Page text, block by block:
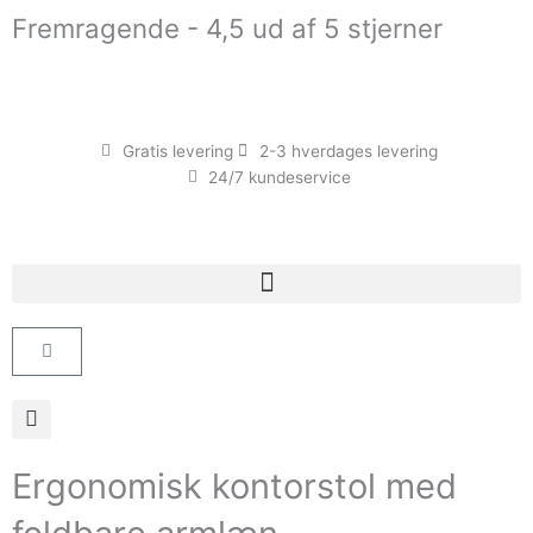
Fremragende - 4,5 ud af 5 stjerner
Gratis levering
2-3 hverdages levering
24/7 kundeservice
Kurv
Ergonomisk kontorstol med